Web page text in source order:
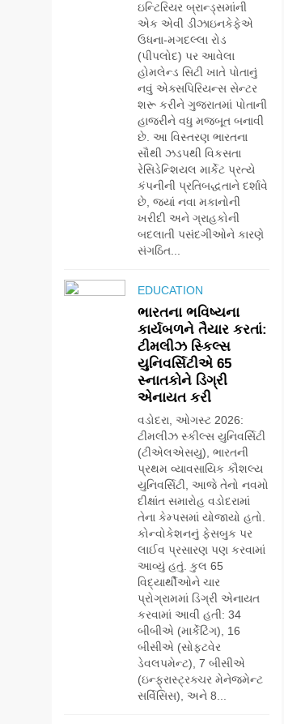
ઇન્ટિરિયર બ્રાન્ડ્સમાંની
એક એવી ડીઝાઇનકેફેએ
ઉધના-મગદલ્લા રોડ
(પીપલોદ) પર આવેલા
હોમલેન્ડ સિટી ખાતે પોતાનું
નવું એક્સપિરિયન્સ સેન્ટર
શરૂ કરીને ગુજરાતમાં પોતાની
હાજરીને વધુ મજબૂત બનાવી
છે. આ વિસ્તરણ ભારતના
સૌથી ઝડપથી વિકસતા
રેસિડેન્શિયલ માર્કેટ પ્રત્યે
કંપનીની પ્રતિબદ્ધતાને દર્શાવે
છે, જ્યાં નવા મકાનોની
ખરીદી અને ગ્રાહકોની
બદલાતી પસંદગીઓને કારણે
સંગઠિત...
EDUCATION
ભારતના ભવિષ્યના
કાર્યબળને તૈયાર કરતાં:
ટીમલીઝ સ્કિલ્સ
યુનિવર્સિટીએ 65
સ્નાતકોને ડિગ્રી
એનાયત કરી
વડોદરા, ઓગસ્ટ 2026:
ટીમલીઝ સ્કીલ્સ યુનિવર્સિટી
(ટીએલએસયુ), ભારતની
પ્રથમ વ્યાવસાયિક કૌશલ્ય
યુનિવર્સિટી, આજે તેનો નવમો
દીક્ષાંત સમારોહ વડોદરામાં
તેના કેમ્પસમાં યોજાયો હતો.
કોન્વોકેશનનું ફેસબુક પર
લાઈવ પ્રસારણ પણ કરવામાં
આવ્યું હતું. કુલ 65
વિદ્યાર્થીઓને ચાર
પ્રોગ્રામમાં ડિગ્રી એનાયત
કરવામાં આવી હતી: 34
બીબીએ (માર્કેટિંગ), 16
બીસીએ (સોફ્ટવેર
ડેવલપમેન્ટ), 7 બીસીએ
(ઇન્ફ્રાસ્ટ્રક્ચર મેનેજમેન્ટ
સર્વિસિસ), અને 8...